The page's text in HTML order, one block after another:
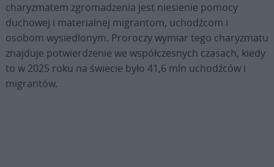
charyzmatem zgromadzenia jest niesienie pomocy
duchowej i materialnej migrantom, uchodźcom i
osobom wysiedlonym. Proroczy wymiar tego charyzmatu
znajduje potwierdzenie we współczesnych czasach, kiedy
to w 2025 roku na świecie było 41,6 mln uchodźców i
migrantów.